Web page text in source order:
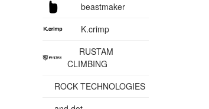
beastmaker
K.crimp
RUSTAM
CLIMBING
ROCK TECHNOLOGIES